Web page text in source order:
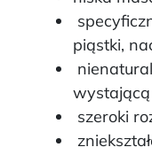
piąstki,
wystającą
szeroki